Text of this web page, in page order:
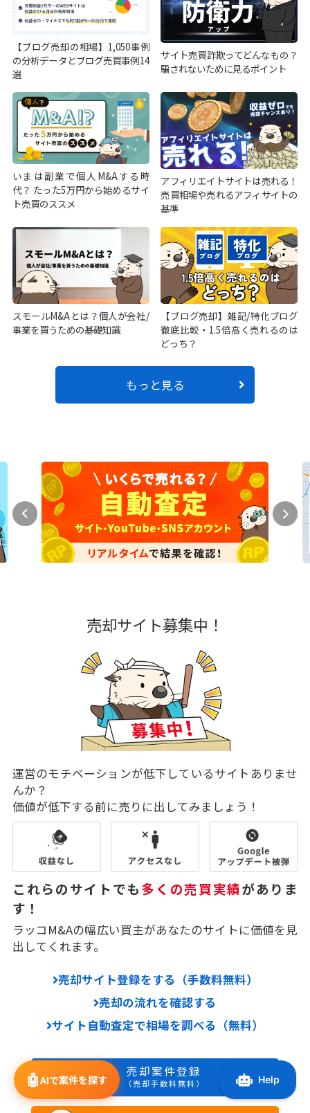
【ブログ売却の相場】1,050事例
の分析データとブログ売買事例14
選
サイト売買詐欺ってどんなもの？
騙されないために見るポイント
いまは副業で個人M&Aする時
代？ たった5万円から始めるサイ
ト売買のススメ
アフィリエイトサイトは売れる！
売買相場や売れるアフィサイトの
基準
スモールM&Aとは？個人が会社/
事業を買うための基礎知識
【ブログ売却】雑記/特化ブログ
徹底比較・1.5倍高く売れるのは
どっち？
もっと見る
売却サイト募集中！
運営のモチベーションが低下しているサイトありませ
んか？
価値が低下する前に売りに出してみましょう！
これらのサイトでも多くの売買実績がありま
す！
ラッコM&Aの幅広い買主があなたのサイトに価値を見
出してくれます。
売却サイト登録をする（手数料無料）
売却の流れを確認する
サイト自動査定で相場を調べる（無料）
売却案件登録
（売却手数料無料）
🤖AIで案件を探す